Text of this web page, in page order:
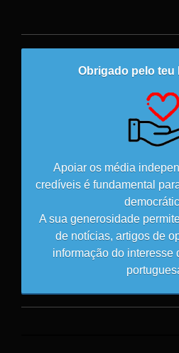
Obrigado pelo teu
Apoiar os média
credíveis é fundamental
A sua generosidade
de notícias, artigos de
informação do interesse